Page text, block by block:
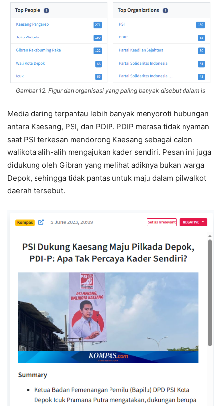
Gambar 12. Figur dan organisasi yang paling banyak disebut dalam is
Media daring terpantau lebih banyak menyoroti hubungan
antara Kaesang, PSI, dan PDIP. PDIP merasa tidak nyaman
saat PSI terkesan mendorong Kaesang sebagai calon
walikota alih-alih mengajukan kader sendiri. Pesan ini juga
didukung oleh Gibran yang melihat adiknya bukan warga
Depok, sehingga tidak pantas untuk maju dalam pilwalkot
daerah tersebut.